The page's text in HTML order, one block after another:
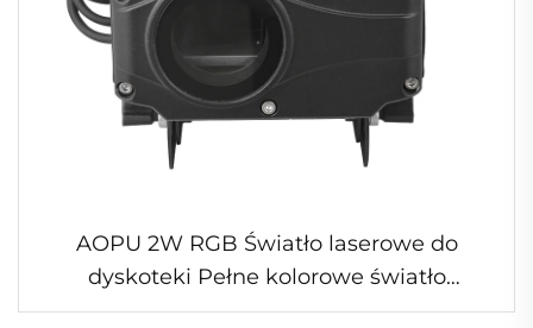
AOPU 2W RGB Światło laserowe do
dyskoteki Pełne kolorowe światło
przeszukiwania nieba DMX512 Zewnętrzne